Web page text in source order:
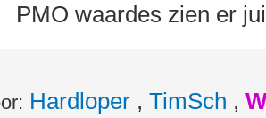
PMO waardes zien er
Hardloper , TimSch ,